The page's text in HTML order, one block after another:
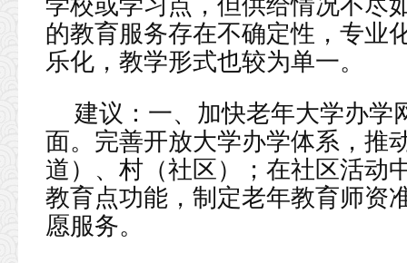
学校或学习点，但供给情况不尽
的教育服务存在不确定性，专业
乐化，教学形式也较为单一。
建议：一、加快老年大学办学
面。完善开放大学办学体系，推
道）、村（社区）；在社区活动
教育点功能，制定老年教育师资
愿服务。